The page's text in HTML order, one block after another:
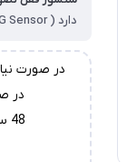
دارد ( G Sensor )
در صورت
در
48 ساعت کاری بعد سفارش واتساپ پیغام بگذارید